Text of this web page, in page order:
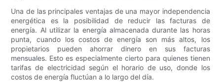
Una de las principales ventajas de una mayor independencia
energética es la posibilidad de reducir las facturas de
energía. Al utilizar la energía almacenada durante las horas
punta, cuando los costos de energía son más altos, los
propietarios pueden ahorrar dinero en sus facturas
mensuales. Esto es especialmente cierto para quienes tienen
tarifas de electricidad según el horario de uso, donde los
costos de energía fluctúan a lo largo del día.